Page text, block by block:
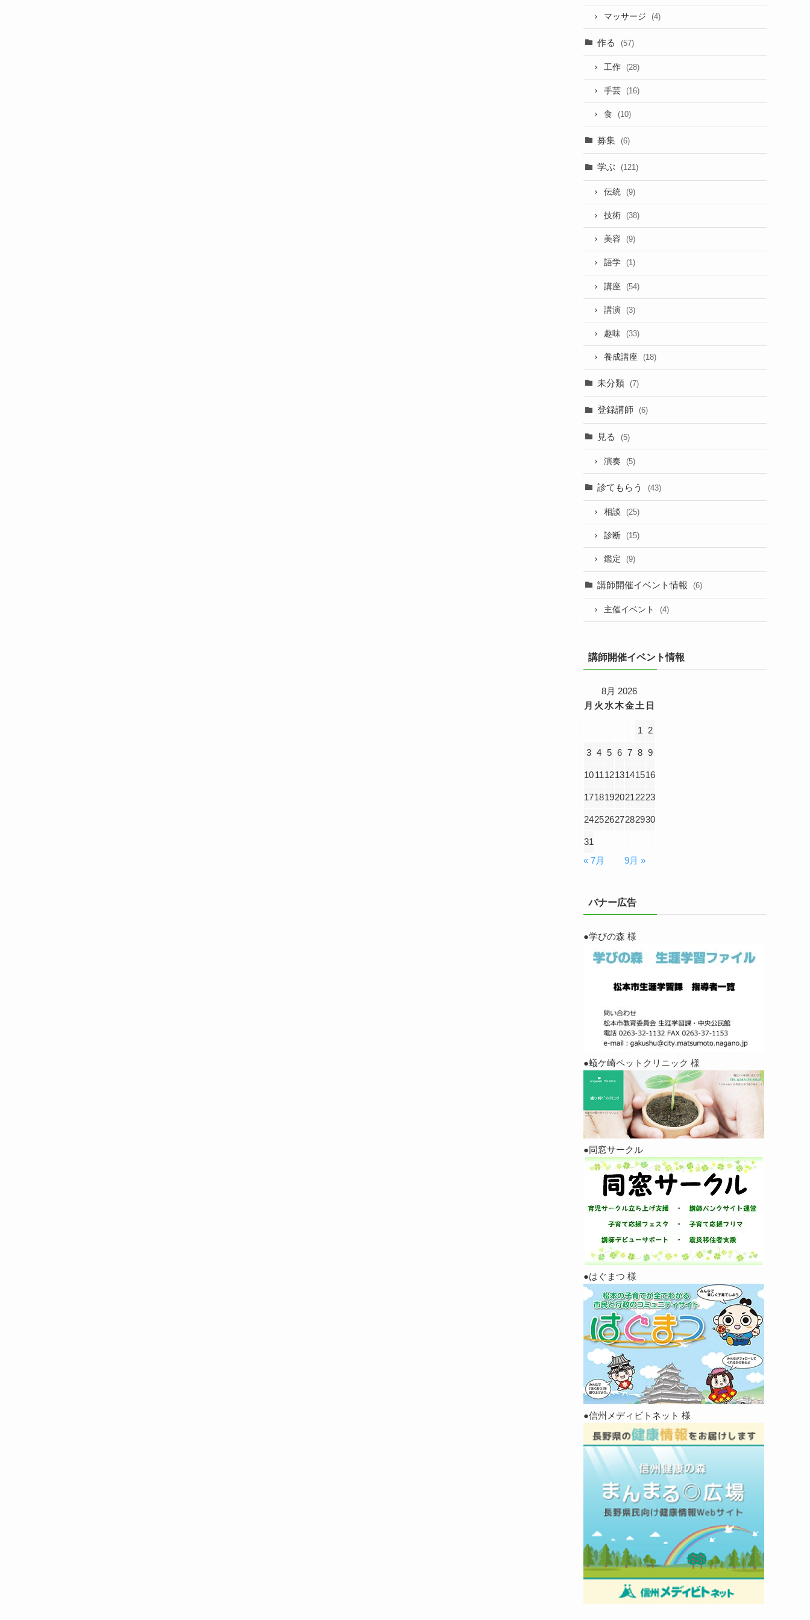
マッサージ (4)
作る (57)
工作 (28)
手芸 (16)
食 (10)
募集 (6)
学ぶ (121)
伝統 (9)
技術 (38)
美容 (9)
語学 (1)
講座 (54)
講演 (3)
趣味 (33)
養成講座 (18)
未分類 (7)
登録講師 (6)
見る (5)
演奏 (5)
診てもらう (43)
相談 (25)
診断 (15)
鑑定 (9)
講師開催イベント情報 (6)
主催イベント (4)
講師開催イベント情報
8月 2026
月 火 水木金土 日
1 2
3 4 5 6 7 8 9
10111213141516
17181920212223
24252627282930
31
« 7月
9月 »
バナー広告
●学びの森 様
●蟻ケ崎ペットクリニック 様
●同窓サークル
●はぐまつ 様
●信州メディビトネット 様